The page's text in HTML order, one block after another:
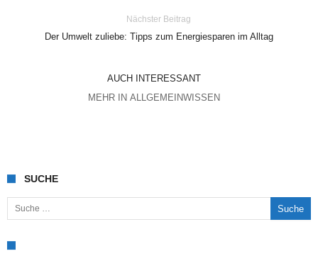
Nächster Beitrag
Der Umwelt zuliebe: Tipps zum Energiesparen im Alltag
AUCH INTERESSANT
MEHR IN ALLGEMEINWISSEN
SUCHE
Suche nach: